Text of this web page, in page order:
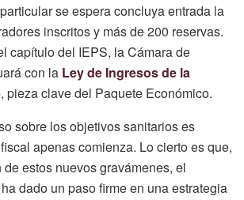
se espera concluya entrada la
inscritos y más de 200 reservas.
capítulo del IEPS, la Cámara de
con la Ley de Ingresos de la
, pieza clave del Paquete Económico.
sobre los objetivos sanitarios es
apenas comienza. Lo cierto es que,
estos nuevos gravámenes, el
dado un paso firme en una estrategia